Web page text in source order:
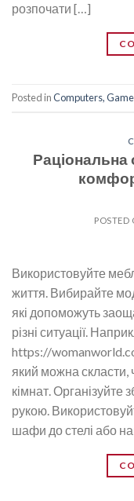
розпочати […]
Posted inComputers,
Раціональна
POSTED
Використовуйте
життя. Вибирайте
які допоможуть
різні ситуації.
https://
який можна скласти,
кімнат. Організуйте
рукою.
шафи до стелі або